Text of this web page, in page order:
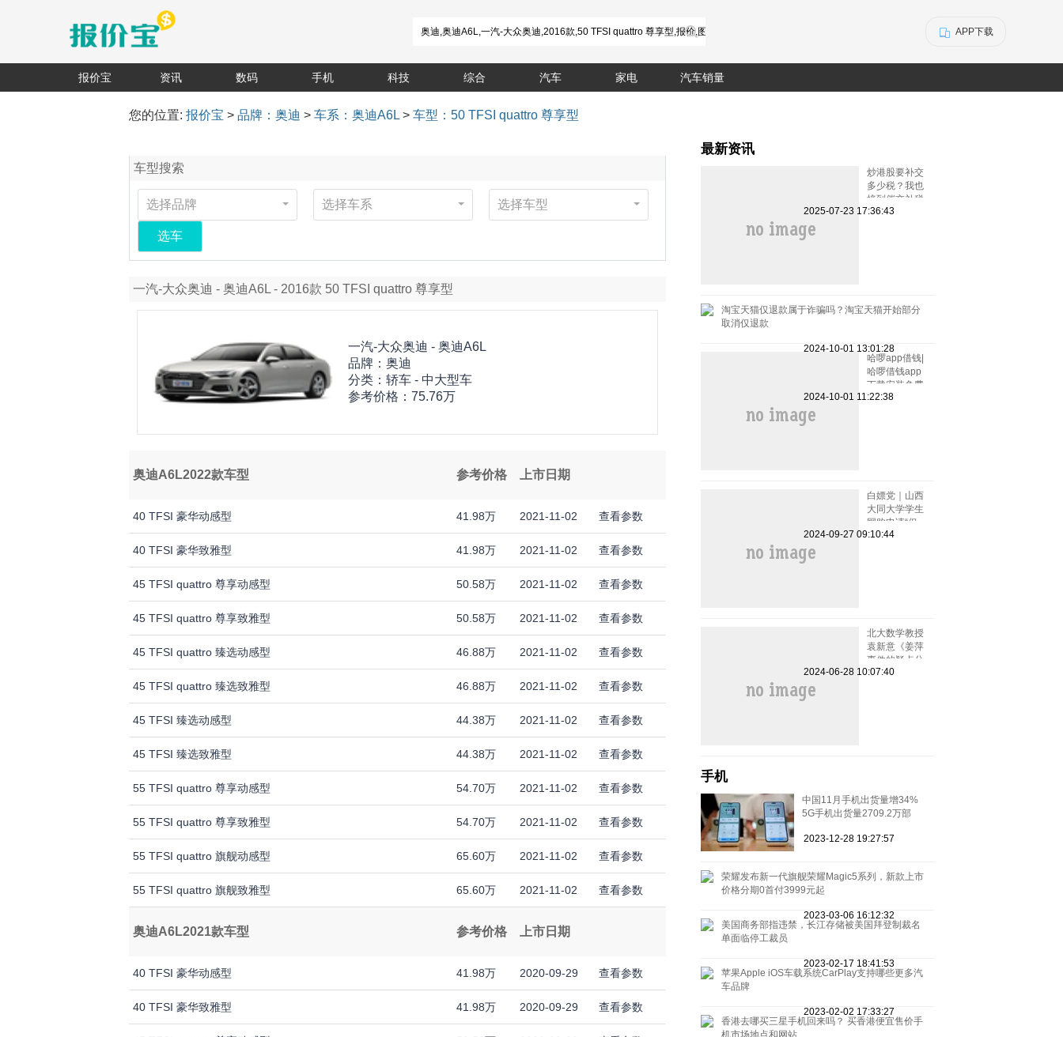
APP下载
报价宝 资讯 数码 手机 科技 综合 汽车 家电 汽车销量
您的位置:报价宝 >品牌：奥迪 >车系：奥迪A6L >车型：50 TFSI quattro 尊享型
车型搜索
选择品牌 选择车系 选择车型
选车
一汽-大众奥迪 - 奥迪A6L - 2016款 50 TFSI quattro 尊享型
一汽-大众奥迪 - 奥迪A6L
品牌： 奥迪
分类：轿车 - 中大型车
参考价格： 75.76万
奥迪A6L2022款车型 参考价格 上市日期
40 TFSI 豪华动感型 41.98万 2021-11-02 查看参数
40 TFSI 豪华致雅型 41.98万 2021-11-02 查看参数
45 TFSI quattro 尊享动感型 50.58万 2021-11-02 查看参数
45 TFSI quattro 尊享致雅型 50.58万 2021-11-02 查看参数
45 TFSI quattro 臻选动感型 46.88万 2021-11-02 查看参数
45 TFSI quattro 臻选致雅型 46.88万 2021-11-02 查看参数
45 TFSI 臻选动感型 44.38万 2021-11-02 查看参数
45 TFSI 臻选致雅型 44.38万 2021-11-02 查看参数
55 TFSI quattro 尊享动感型 54.70万 2021-11-02 查看参数
55 TFSI quattro 尊享致雅型 54.70万 2021-11-02 查看参数
55 TFSI quattro 旗舰动感型 65.60万 2021-11-02 查看参数
55 TFSI quattro 旗舰致雅型 65.60万 2021-11-02 查看参数
奥迪A6L2021款车型 参考价格 上市日期
40 TFSI 豪华动感型 41.98万 2020-09-29 查看参数
40 TFSI 豪华致雅型 41.98万 2020-09-29 查看参数
最新资讯
炒港股要补交
多少税？我也
接到催交补税
特别行动的电
2025-07-23 17:36:43
淘宝天猫仅退款属于诈骗吗？淘宝天猫开始部分
取消仅退款
2024-10-01 13:01:28
哈啰app借钱|
哈啰借钱app
下载安装免费
小小上当和电
2024-10-01 11:22:38
白嫖党｜山西
大同大学学生
网购申请“仅
退款”被拒骂
2024-09-27 09:10:44
北大数学教授
袁新意《姜萍
事件的疑点分
析》点评姜萍
2024-06-28 10:07:40
手机
中国11月手机出货量增34%
5G手机出货量2709.2万部
2023-12-28 19:27:57
荣耀发布新一代旗舰荣耀Magic5系列，新款上市
价格分期0首付3999元起
2023-03-06 16:12:32
美国商务部指违禁，长江存储被美国拜登制裁名
单面临停工裁员
2023-02-17 18:41:53
苹果Apple iOS车载系统CarPlay支持哪些更多汽
车品牌
2023-02-02 17:33:27
香港去哪买三星手机回来吗？ 买香港便宜售价手
机市场地点和网站